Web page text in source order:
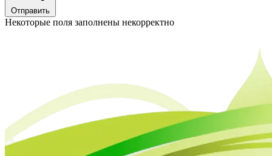
Отправить
Некоторые поля заполнены некорректно